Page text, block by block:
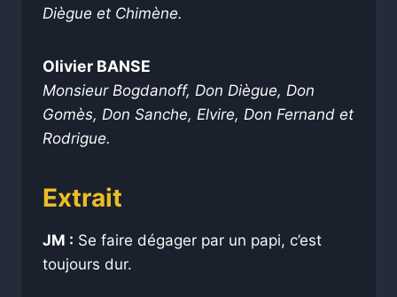
Diègue et Chimène.
Olivier BANSE
Monsieur Bogdanoff, Don Diègue, Don
Gomès, Don Sanche, Elvire, Don Fernand et
Rodrigue.
Extrait
JM : Se faire dégager par un papi, c’est
toujours dur.